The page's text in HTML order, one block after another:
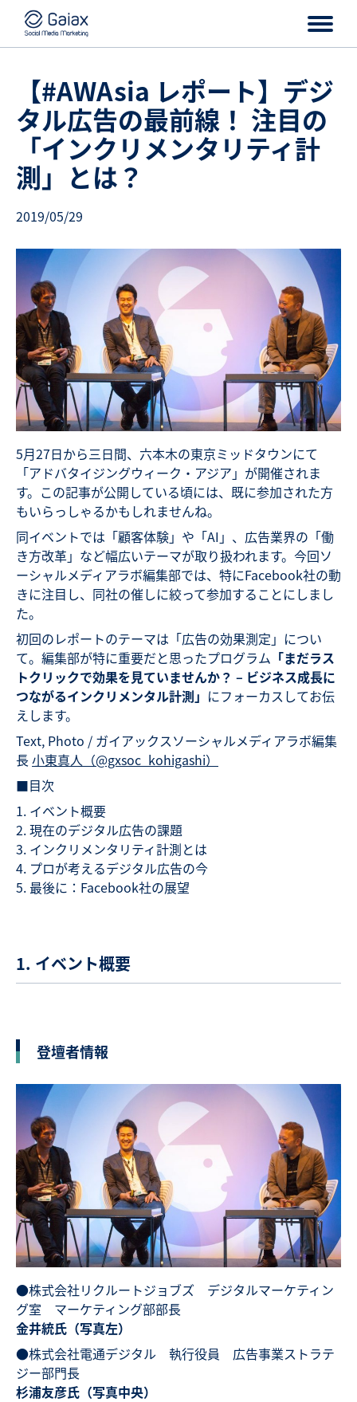
【#AWAsia レポート】デジ
タル広告の最前線！ 注目の
「インクリメンタリティ計
測」とは？
2019/05/29
5月27日から三日間、六本木の東京ミッドタウンにて
「アドバタイジングウィーク・アジア」が開催されま
す。この記事が公開している頃には、既に参加された方
もいらっしゃるかもしれませんね。
同イベントでは「顧客体験」や「AI」、広告業界の「働
き方改革」など幅広いテーマが取り扱われます。今回ソ
ーシャルメディアラボ編集部では、特にFacebook社の動
きに注目し、同社の催しに絞って参加することにしまし
た。
初回のレポートのテーマは「広告の効果測定」につい
て。編集部が特に重要だと思ったプログラム 「まだラス
トクリックで効果を見ていませんか？ – ビジネス成長に
つながるインクリメンタル計測」 にフォーカスしてお伝
えします。
Text, Photo / ガイアックスソーシャルメディアラボ編集
長小東真人（@gxsoc_kohigashi）
■目次
イベント概要
現在のデジタル広告の課題
インクリメンタリティ計測とは
プロが考えるデジタル広告の今
最後に：Facebook社の展望
1. イベント概要
登壇者情報
●株式会社リクルートジョブズ デジタルマーケティン
グ室 マーケティング部部長
金井統氏（写真左）
●株式会社電通デジタル 執行役員 広告事業ストラテ
ジー部門長
杉浦友彦氏（写真中央）